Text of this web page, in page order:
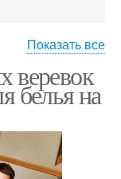
на балкон
Показать все
веревок
белья на